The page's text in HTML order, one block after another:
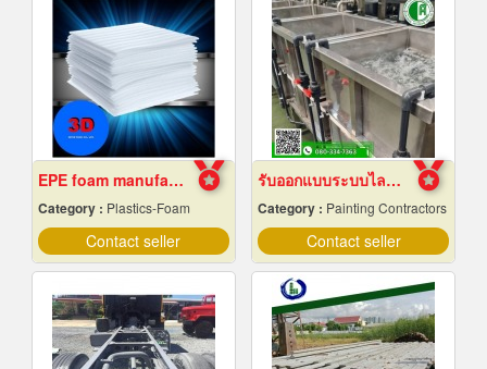
EPE foam manufacturer
Category : Plastics-Foam
Contact seller
รับออกแบบระบบไลน์ชุบชิ้นงานอุตสาหกรรม
Category : Painting Contractors
Contact seller